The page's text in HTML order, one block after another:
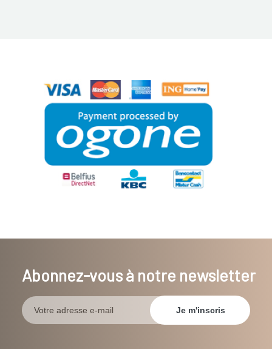
Abonnez-vous à notre newsletter